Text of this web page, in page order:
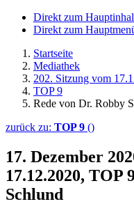
Direkt zum
Direkt zum
Startseite
Mediathek
202. Sitzung vom
TOP 9
Rede von Dr. Robby
zurück zu: TOP 9 ()
17. Dezember
17.12.2020, TOP
Schlund